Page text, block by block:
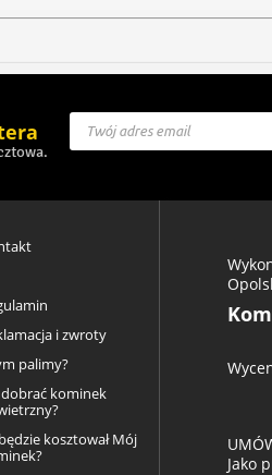
i zwroty
palimy?
dobrać kominek
kosztował Mój
Jako